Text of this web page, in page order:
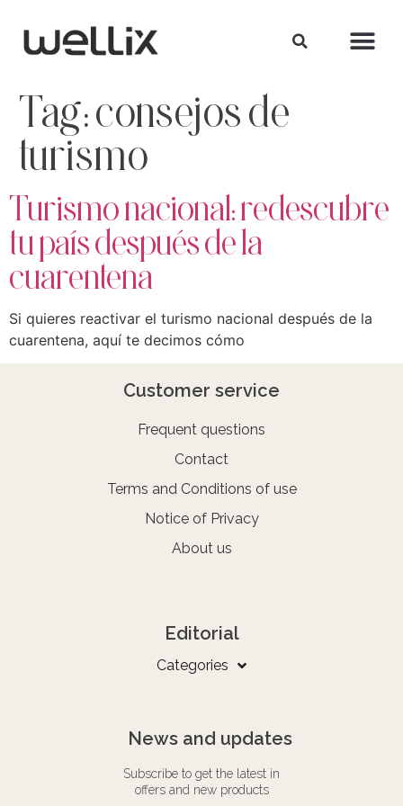
Tag:consejos de
turismo
Turismo nacional: redescubre
tu país después de la
cuarentena
Si quieres reactivar el turismo nacional después de la
cuarentena, aquí te decimos cómo
Customer service
Frequent questions
Contact
Terms and Conditions of use
Notice of Privacy
About us
Editorial
Categories
News and updates
Subscribe to get the latest in
offers and new products